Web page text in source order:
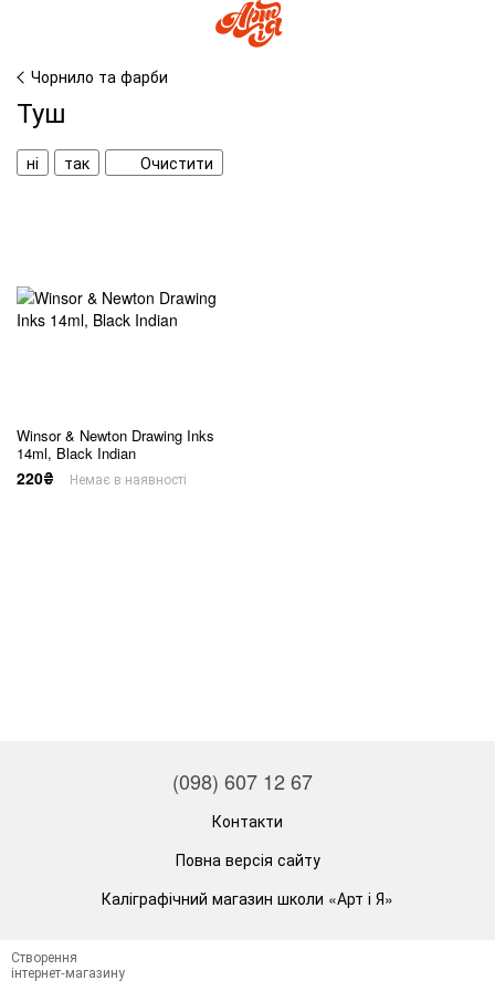
Чорнило та фарби
Туш
ні так Очистити
Winsor & Newton Drawing Inks
14ml, Black Indian
220₴ Немає в наявності
(098) 607 12 67
Контакти
Повна версія сайту
Каліграфічний магазин школи «Арт і Я»
Створення
інтернет-магазину